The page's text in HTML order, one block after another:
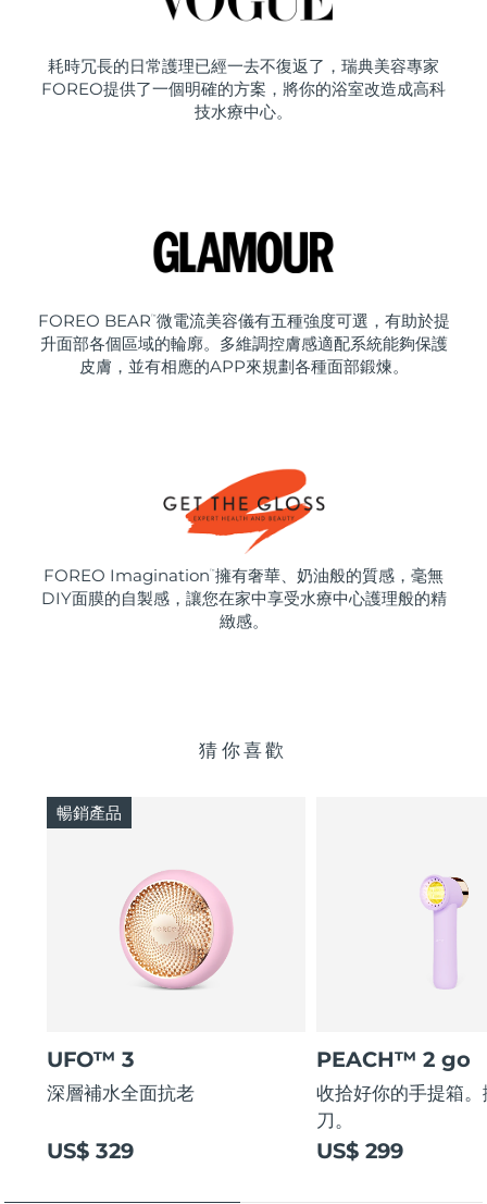
耗時冗長的日常護理已經一去不復返了，瑞典美容專家
FOREO提供了一個明確的方案，將你的浴室改造成高科
技水療中心。
FOREO BEAR ™ 微電流美容儀有五種強度可選，有助於提
升面部各個區域的輪廓。多維調控膚感適配系統能夠保護
皮膚，並有相應的APP來規劃各種面部鍛煉。
FOREO Imagination ™ 擁有奢華、奶油般的質感，毫無
DIY面膜的自製感，讓您在家中享受水療中心護理般的精
緻感。
猜你喜歡
UFO™ 3
深層補水全面抗老
US$ 329
暢銷產品
PEACH™ 2 go
收拾好你的手提箱
刀。
US$ 299